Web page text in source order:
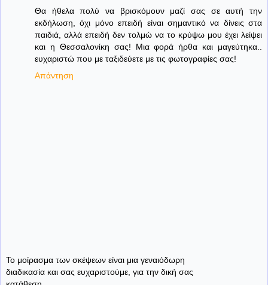
Θα ήθελα πολύ να βρισκόμουν μαζί σας σε αυτή την
εκδήλωση, όχι μόνο επειδή είναι σημαντικό να δίνεις στα
παιδιά, αλλά επειδή δεν τολμώ να το κρύψω μου έχει λείψει
και η Θεσσαλονίκη σας! Μια φορά ήρθα και μαγεύτηκα..
ευχαριστώ που με ταξιδεύετε με τις φωτογραφίες σας!
Απάντηση
Το μοίρασμα των σκέψεων είναι μια γεναιόδωρη
διαδικασία και σας ευχαριστούμε, για την δική σας